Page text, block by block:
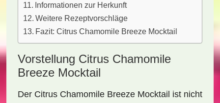
Informationen zur Herkunft
Weitere Rezeptvorschläge
Fazit: Citrus Chamomile Breeze Mocktail
Vorstellung Citrus Chamomile
Breeze Mocktail
Der Citrus Chamomile Breeze Mocktail ist nicht